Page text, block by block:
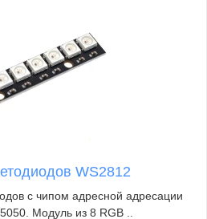
WS2812
с чипом адресной адресации
Модуль из 8 RGB ..